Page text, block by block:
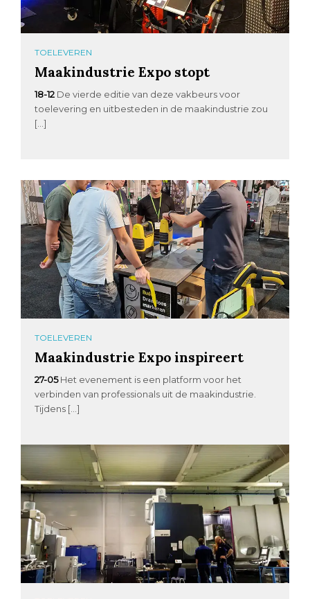
TOELEVEREN
Maakindustrie Expo stopt
18-12 De vierde editie van deze vakbeurs voor
toelevering en uitbesteden in de maakindustrie zou
[…]
TOELEVEREN
Maakindustrie Expo inspireert
27-05 Het evenement is een platform voor het
verbinden van professionals uit de maakindustrie.
Tijdens […]